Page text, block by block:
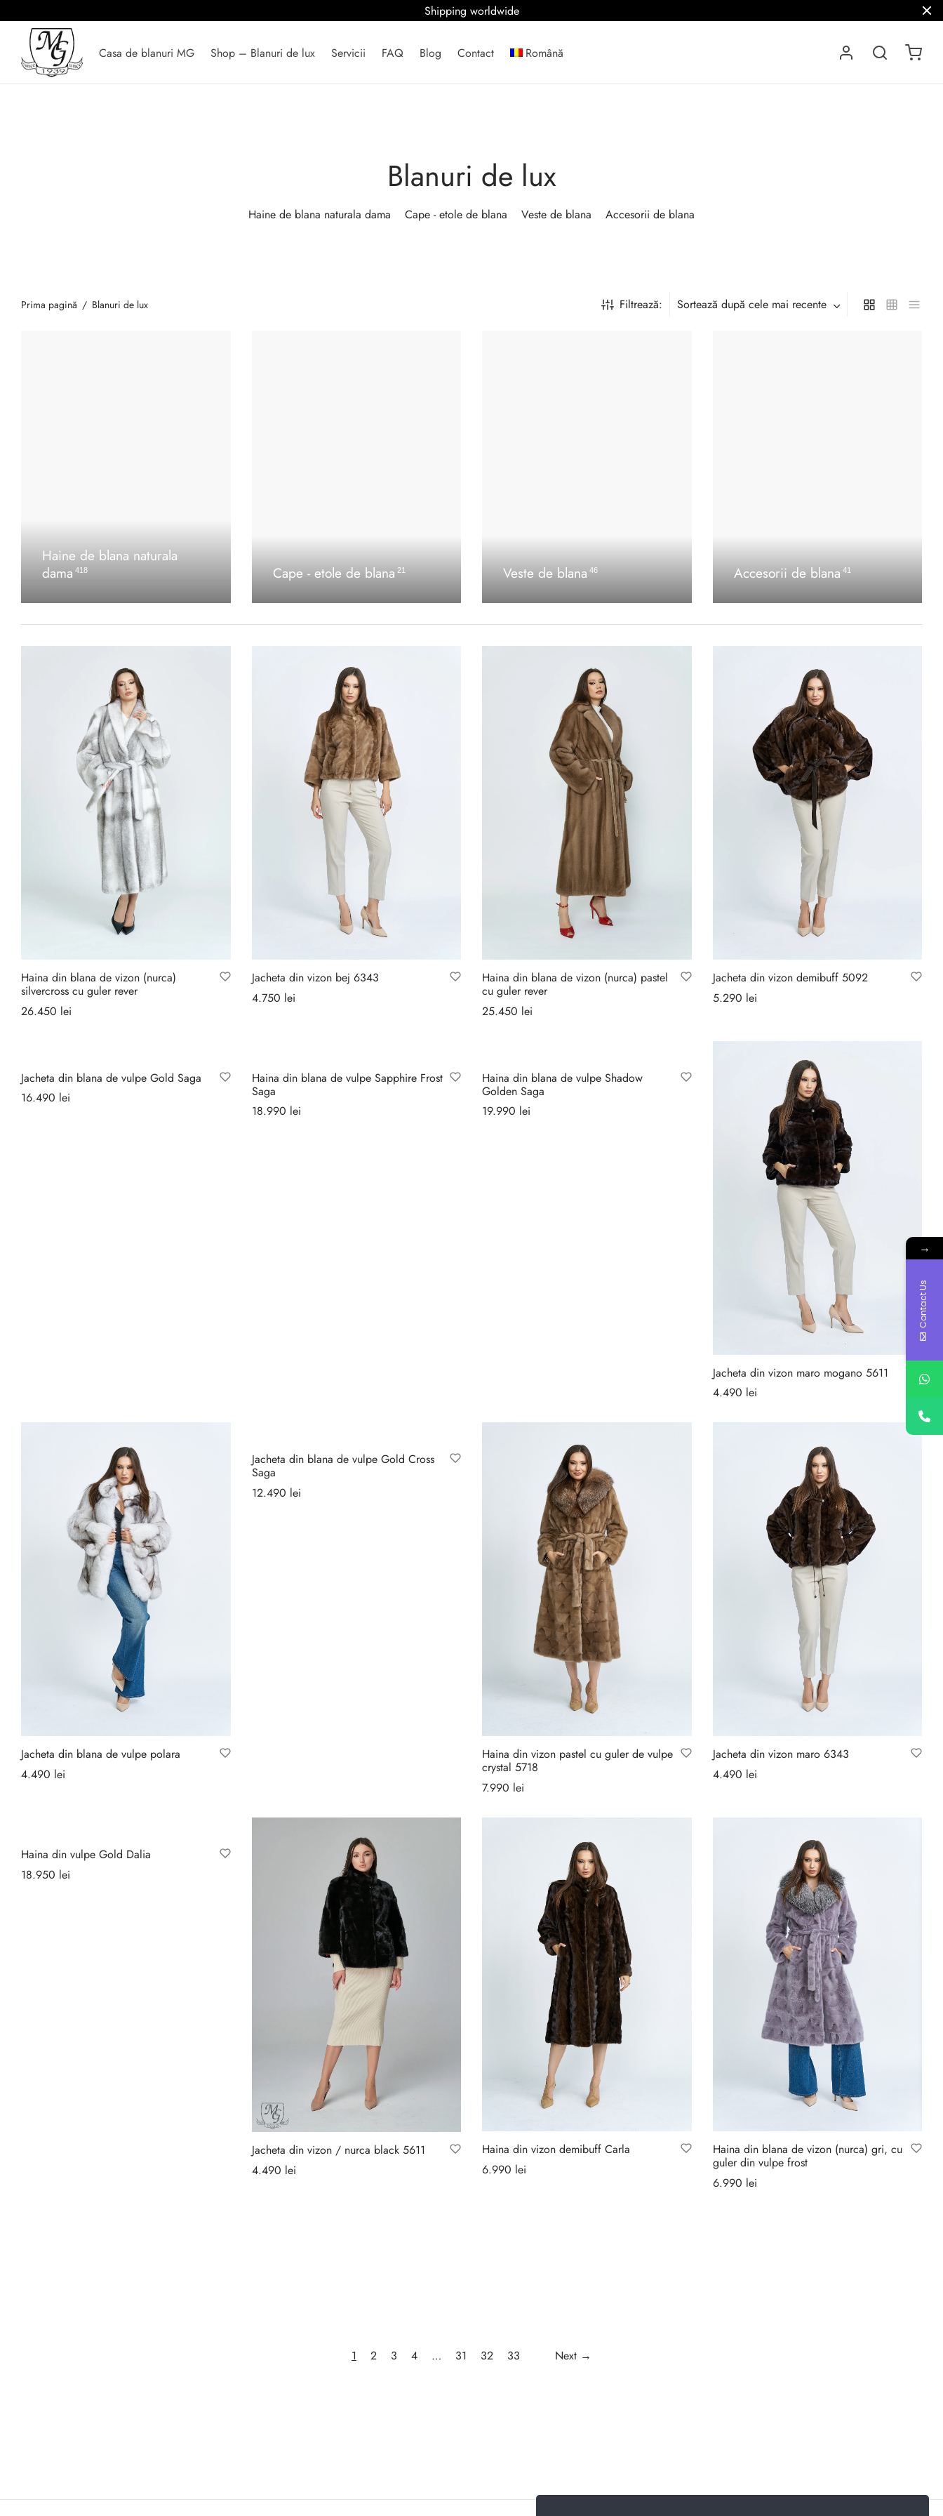
Shipping worldwide
Casa de blanuri MG Shop – Blanuri de lux Servicii FAQ Blog Contact Română
Blanuri de lux
Haine de blana naturala dama Cape - etole de blana Veste de blana Accesorii de blana
Prima pagină / Blanuri de lux Filtrează: Sortează după cele mai recente
Haine de blana naturala
dama 418 Cape - etole de blana 21 Veste de blana 46 Accesorii de blana 41
Haina din blana de vizon (nurca)
silvercross cu guler rever
26.450 lei
Jacheta din vizon bej 6343
4.750 lei
Haina din blana de vizon (nurca) pastel
cu guler rever
25.450 lei
Jacheta din vizon demibuff 5092
5.290 lei
Jacheta din blana de vulpe Gold Saga
16.490 lei
Haina din blana de vulpe Sapphire Frost
Saga
18.990 lei
Haina din blana de vulpe Shadow
Golden Saga
19.990 lei
Jacheta din vizon maro mogano 5611
4.490 lei
Jacheta din blana de vulpe polara
4.490 lei
Jacheta din blana de vulpe Gold Cross
Saga
12.490 lei
Haina din vizon pastel cu guler de vulpe
crystal 5718
7.990 lei
Jacheta din vizon maro 6343
4.490 lei
Haina din vulpe Gold Dalia
18.950 lei
Jacheta din vizon / nurca black 5611
4.490 lei
Haina din vizon demibuff Carla
6.990 lei
Haina din blana de vizon (nurca) gri, cu
guler din vulpe frost
6.990 lei
1 2 3 4 … 31 32 33 Next →
→
Contact Us